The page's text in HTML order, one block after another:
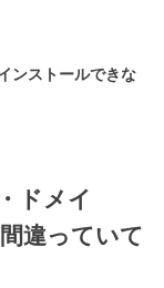
ンストールできな
ドメイ
違っていて